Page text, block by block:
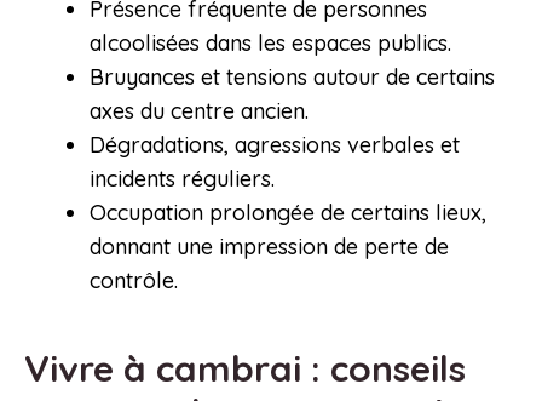
Présence fréquente de personnes
alcoolisées dans les espaces publics.
Bruyances et tensions autour de certains
axes du centre ancien.
Dégradations, agressions verbales et
incidents réguliers.
Occupation prolongée de certains lieux,
donnant une impression de perte de
contrôle.
Vivre à cambrai : conseils